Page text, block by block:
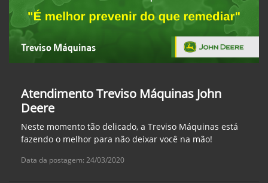
Atendimento Treviso Máquinas John
Deere
Neste momento tão delicado, a Treviso Máquinas está
fazendo o melhor para não deixar você na mão!
Data da postagem: 24/03/2020